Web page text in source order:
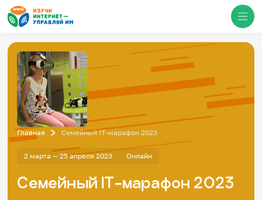
Медиацентр
О проекте
Новости
Фотогалерея
Видео
Инфографики
Презентации
Итоги событий
Главная Семейный IT-марафон 2023
2 марта — 25 апреля 2023 Онлайн
Семейный IT-марафон 2023